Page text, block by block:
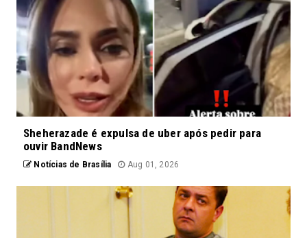
Sheherazade é expulsa de uber após pedir para
ouvir BandNews
Notícias de Brasília Aug 01, 2026